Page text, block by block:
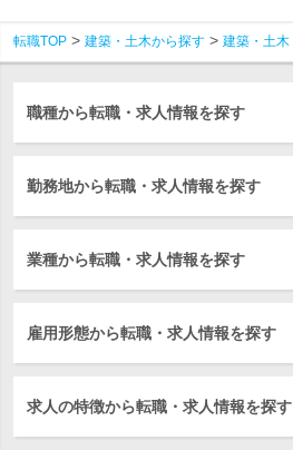
転職TOP 建築・土木から探す 建築・土木
職種から転職・求人情報を探す
勤務地から転職・求人情報を探す
業種から転職・求人情報を探す
雇用形態から転職・求人情報を探す
求人の特徴から転職・求人情報を探す